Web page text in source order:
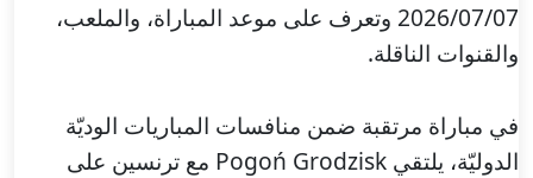
2026/07/07 وتعرف على موعد المباراة، والملعب،
والقنوات الناقلة.
في مباراة مرتقبة ضمن منافسات المباريات الوديّة
الدوليّة، يلتقي Pogoń Grodzisk مع ترنسين على